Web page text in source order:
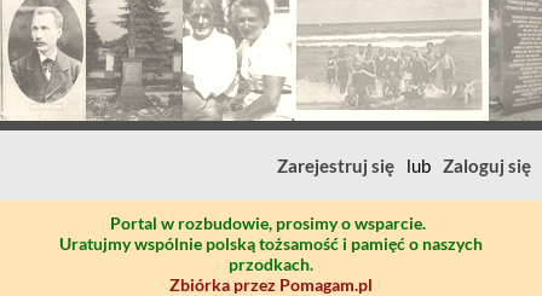
Zarejestruj się lub Zaloguj się
Portal w rozbudowie, prosimy o wsparcie.
Uratujmy wspólnie polską tożsamość i pamięć o naszych
przodkach.
Zbiórka przez Pomagam.pl